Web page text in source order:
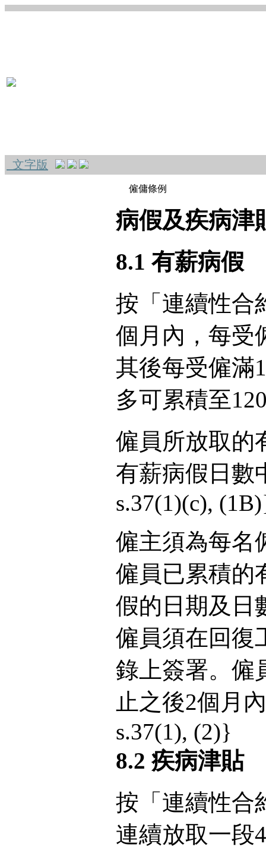
文字版
僱傭條例
病假及疾病津
8.1 有薪病假
按「連續性合
個月內，每受
其後每受僱滿
多可累積至
僱員所放取的
有薪病假日數
s.37(1)(c),
僱主須為每名
僱員已累積的
假的日期及日
僱員須在回復
錄上簽署。僱
止之後2個月
s.37(1), (2)}
8.2 疾病津貼
按「連續性合
連續放取一段